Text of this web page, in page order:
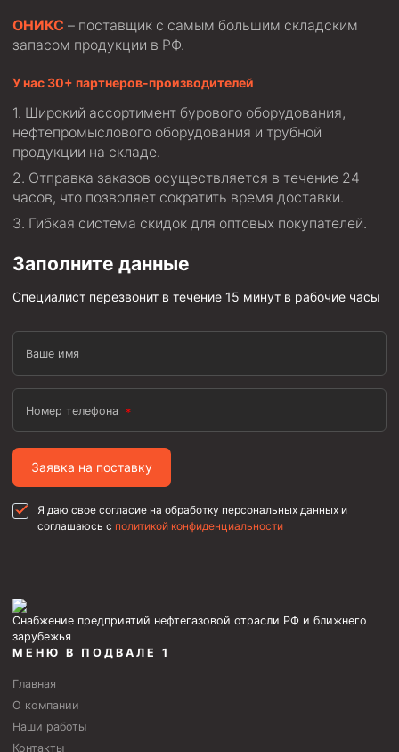
ОНИКС – поставщик с самым большим складским
запасом продукции в РФ.
У нас 30+ партнеров-производителей
Широкий ассортимент бурового оборудования,
нефтепромыслового оборудования и трубной
продукции на складе.
Отправка заказов осуществляется в течение 24
часов, что позволяет сократить время доставки.
Гибкая система скидок для оптовых покупателей.
Заполните данные
Специалист перезвонит в течение 15 минут в рабочие часы
Ваше имя
Номер телефона
Заявка на поставку
Я даю свое согласие на обработку персональных данных и
соглашаюсь с политикой конфиденциальности
Снабжение предприятий нефтегазовой отрасли РФ и ближнего
зарубежья
МЕНЮ В ПОДВАЛЕ 1
Главная
О компании
Наши работы
Контакты